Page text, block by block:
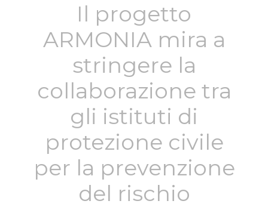
Il progetto
ARMONIA mira a
stringere la
collaborazione tra
gli istituti di
protezione civile
per la prevenzione
del rischio